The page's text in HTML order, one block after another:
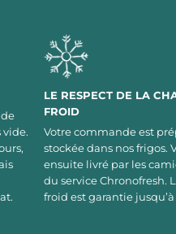
vide.
LE RESPECT DE LA
FROID
Votre commande est
stockée dans nos frigos.
ensuite livré par les
du service Chronofresh.
froid est garantie